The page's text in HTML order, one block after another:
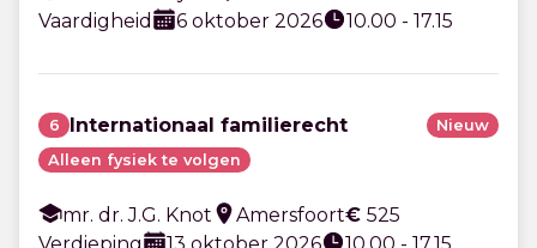
Vaardigheid
6 oktober 2026 10.00 - 17.15
6 Internationaal familierecht
Nieuw
Alleen fysiek te volgen
mr. dr. J.G. Knot Amersfoort€ 525